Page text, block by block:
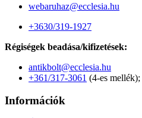
webaruhaz@ecclesia.hu
+3630/319-1927
Régiségek beadása/kifizetések:
antikbolt@ecclesia.hu
+361/317-3061 (4-es mellék);
Információk